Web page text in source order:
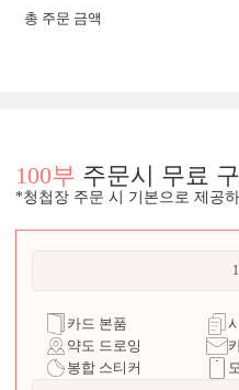
총 주문 금액
100부 주문시 무료
*청첩장 주문 시 기본으로 제공
카드 본품
약도 드로잉
봉합 스티커